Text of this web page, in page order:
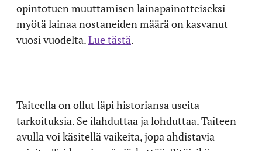
opintotuen muuttamisen lainapainotteiseksi
myötä lainaa nostaneiden määrä on kasvanut
vuosi vuodelta.Lue tästä.
Taiteella on ollut läpi historiansa useita
tarkoituksia. Se ilahduttaa ja lohduttaa. Taiteen
avulla voi käsitellä vaikeita, jopa ahdistavia